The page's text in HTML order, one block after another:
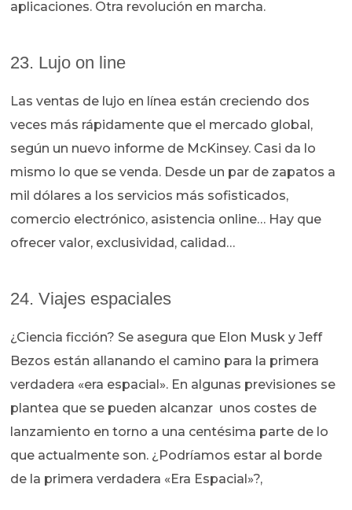
aplicaciones. Otra revolución en marcha.
23. Lujo on line
Las ventas de lujo en línea están creciendo dos
veces más rápidamente que el mercado global,
según un nuevo informe de McKinsey. Casi da lo
mismo lo que se venda. Desde un par de zapatos a
mil dólares a los servicios más sofisticados,
comercio electrónico, asistencia online… Hay que
ofrecer valor, exclusividad, calidad…
24. Viajes espaciales
¿Ciencia ficción? Se asegura que Elon Musk y Jeff
Bezos están allanando el camino para la primera
verdadera «era espacial». En algunas previsiones se
plantea que se pueden alcanzar unos costes de
lanzamiento en torno a una centésima parte de lo
que actualmente son. ¿Podríamos estar al borde
de la primera verdadera «Era Espacial»?,